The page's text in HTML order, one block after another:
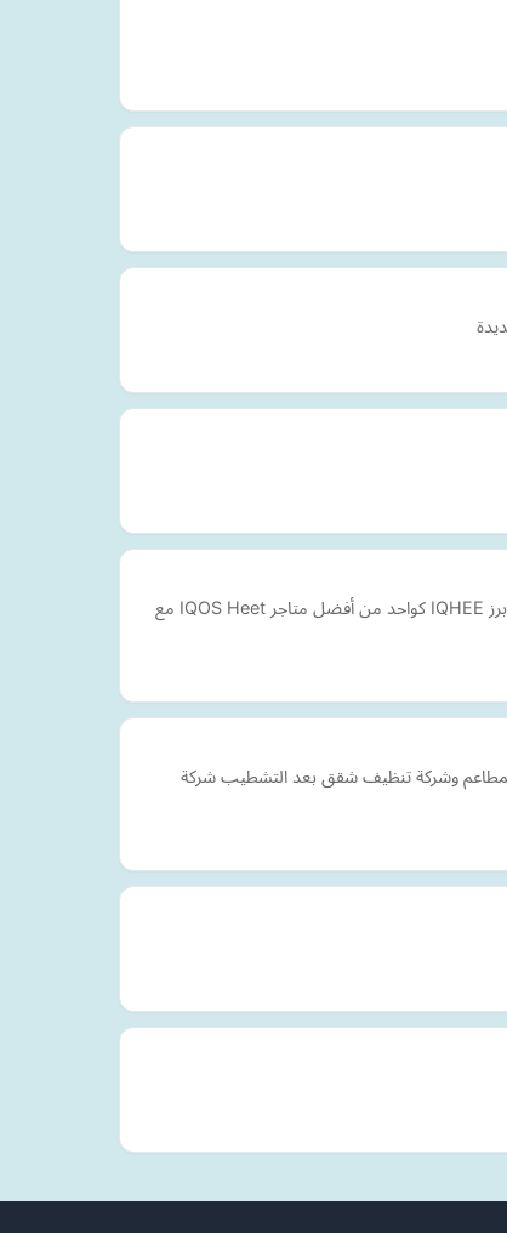
IQHEE هو متجر إلكتروني يزود العملاء بجودة عالية IQOS Heets في دبي وأبو ظبي والإمارات العربية المتحدة. مع أكثر من 100000 عميل راض، برز IQHEE كواحد من أفضل متاجر IQOS Heet مع
وشركة تنظيف شقق بعد التشطيب شركة